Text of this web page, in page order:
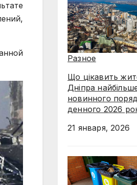
Разное
Що цікавить
Дніпра
новинного
денного 2026
21 января, 2026